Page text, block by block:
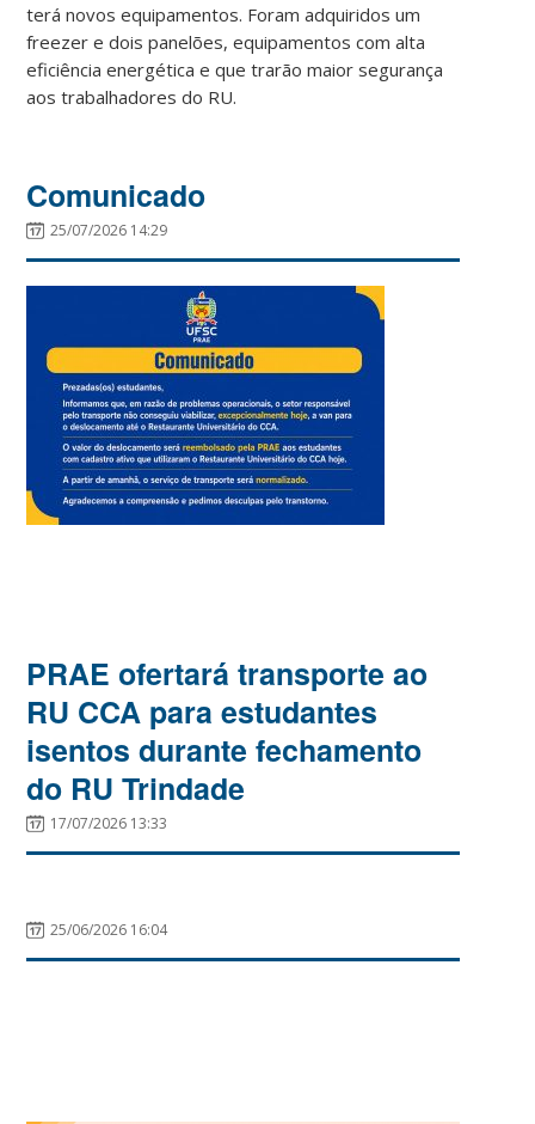
terá novos equipamentos. Foram adquiridos um
freezer e dois panelões, equipamentos com alta
eficiência energética e que trarão maior segurança
aos trabalhadores do RU.
Comunicado
25/07/2026 14:29
PRAE ofertará transporte ao
RU CCA para estudantes
isentos durante fechamento
do RU Trindade
17/07/2026 13:33
25/06/2026 16:04